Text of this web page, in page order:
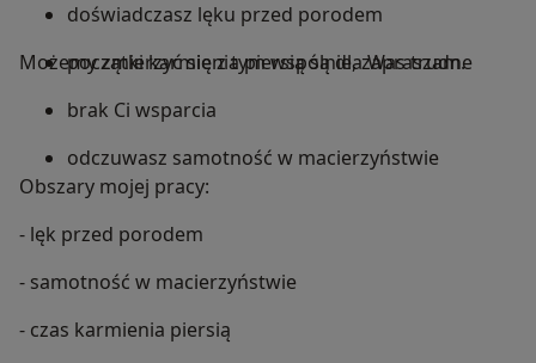
doświadczasz lęku przed porodem
początki karmienia piersią są dla Was trudne
brak Ci wsparcia
odczuwasz samotność w macierzyństwie
Możemy zmierzyć się z tym wspólnie, zapraszam.
Obszary mojej pracy:
- lęk przed porodem
- samotność w macierzyństwie
- czas karmienia piersią